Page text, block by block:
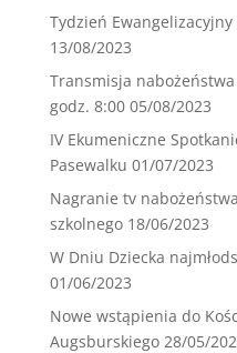
Tydzień
13/08/2023
Transmisja
godz. 8:00 05/08/2023
IV Ekumeniczne
Pasewalku 01/07/2023
Nagranie tv
szkolnego 18/06/2023
W Dniu Dziecka
01/06/2023
Nowe wstąpienia do
Augsburskiego 28/05/